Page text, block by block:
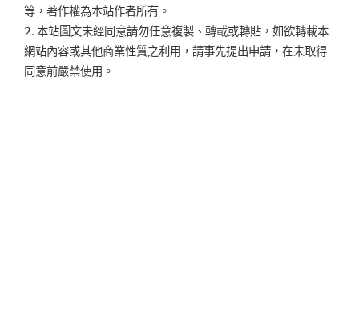
等，著作權為本站作者所有。
2. 本站圖文未經同意請勿任意複製、轉載或轉貼，如欲轉載本
網站內容或其他商業性質之利用，請事先提出申請，在未取得
同意前嚴禁使用。